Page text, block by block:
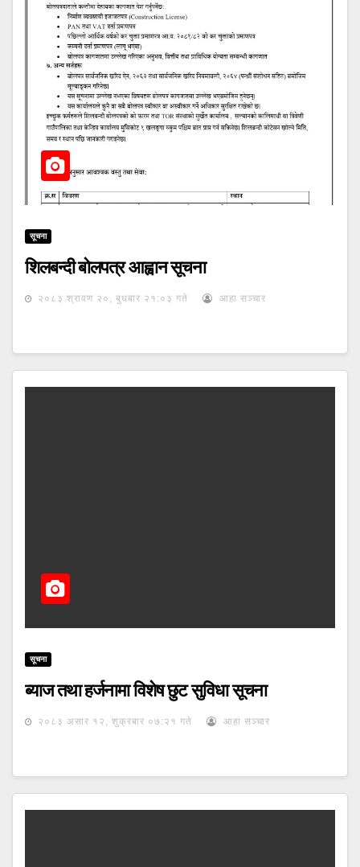
सूचना
शिलबन्दी बोलपत्र आह्वान सूचना
२०८३ श्रावण २०, बुधबार २१:०३ गते आहा सञ्चार
सूचना
ब्याज तथा हर्जनामा विशेष छुट सुविधा सूचना
२०८३ असार १२, शुक्रबार ०७:२१ गते आहा सञ्चार